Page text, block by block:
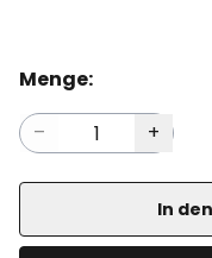
Menge:
In